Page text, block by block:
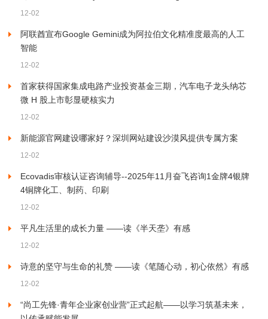
12-02
阿联酋宣布Google Gemini成为阿拉伯文化精准度最高的人工
智能
12-02
首家获得国家集成电路产业投资基金三期，汽车电子龙头纳芯
微 H 股上市彰显硬核实力
12-02
新能源官网建设哪家好？深圳网站建设沙漠风提供专属方案
12-02
Ecovadis审核认证咨询辅导--2025年11月奋飞咨询1金牌4银牌
4铜牌化工、制药、印刷
12-02
平凡生活里的成长力量 ——读《半天垄》有感
12-02
诗意的坚守与生命的礼赞 ——读《笔随心动，初心依然》有感
12-02
“尚工先锋·青年企业家创业营”正式起航——以学习筑基未来，